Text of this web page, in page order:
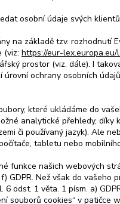
osobní údaje svých
na základě tzv. rozhodnutí
(viz: https://eur-
prostor (viz. dále). I
ochrany osobních
které ukládáme do
analytické přehledy,
či používaný jazyk). Ale
tabletu nebo
funkce našich webových
GDPR. Než však do
odst. 1 věta. 1 písm. a)
souborů cookies“ v patičce